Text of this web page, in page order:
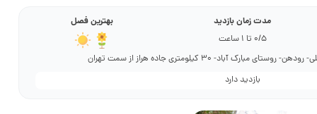
مدت زمان بازدید
0/5 تا 1 ساعت
بهترین فصل
مبارک آباد- 30 کیلومتری جاده هراز از سمت تهران
بازدید دارد